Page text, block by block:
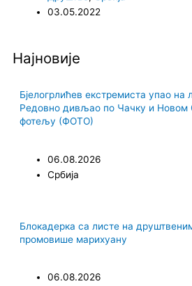
03.05.2022
Најновије
Бјелогрлићев екстремиста упао на
Редовно дивљао по Чачку и Новом
фотељу (ФОТО)
06.08.2026
Србија
Блокадерка са листе на
промовише марихуану
06.08.2026